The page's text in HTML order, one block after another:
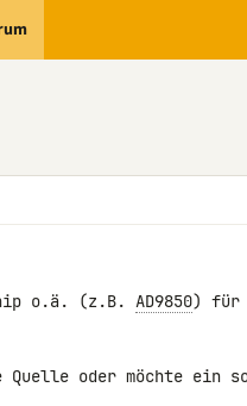
o.ä. (z.B. AD9850) für
oder möchte ein